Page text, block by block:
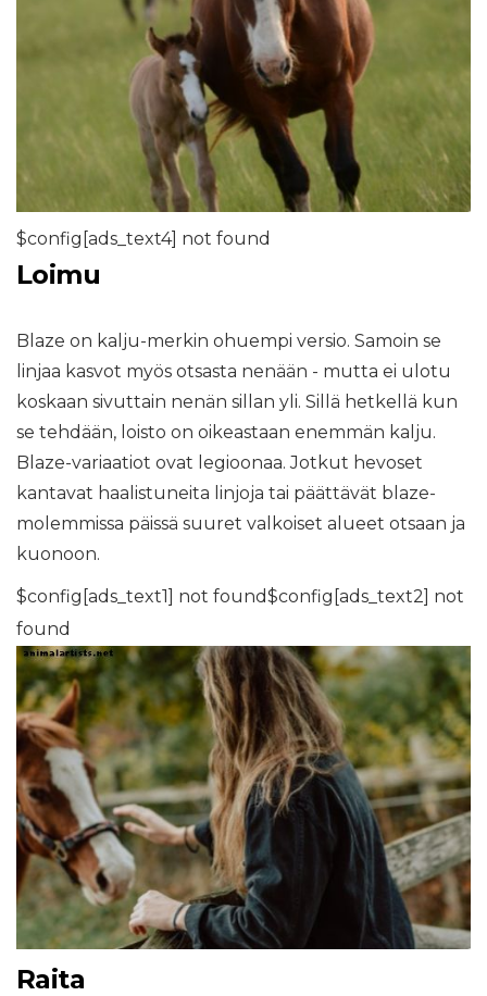
$config[ads_text4] not found
Loimu
Blaze on kalju-merkin ohuempi versio. Samoin se
linjaa kasvot myös otsasta nenään - mutta ei ulotu
koskaan sivuttain nenän sillan yli. Sillä hetkellä kun
se tehdään, loisto on oikeastaan ​​enemmän kalju.
Blaze-variaatiot ovat legioonaa. Jotkut hevoset
kantavat haalistuneita linjoja tai päättävät blaze-
molemmissa päissä suuret valkoiset alueet otsaan ja
kuonoon.
$config[ads_text1] not found$config[ads_text2] not
found
Raita